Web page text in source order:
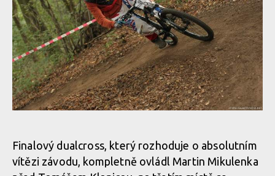
Finalový dualcross, který rozhoduje o absolutním
vítězi závodu, kompletně ovládl Martin Mikulenka